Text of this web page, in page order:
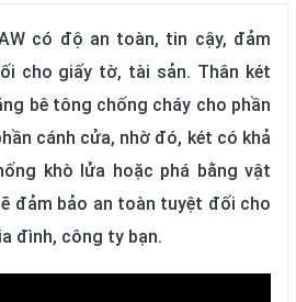
có độ an toàn, tin cậy, đảm
cho giấy tờ, tài sản. Thân két
bê tông chống cháy cho phần
cánh cửa, nhờ đó, két có khả
khò lửa hoặc phá bằng vật
đảm bảo an toàn tuyệt đối cho
đình, công ty bạn.